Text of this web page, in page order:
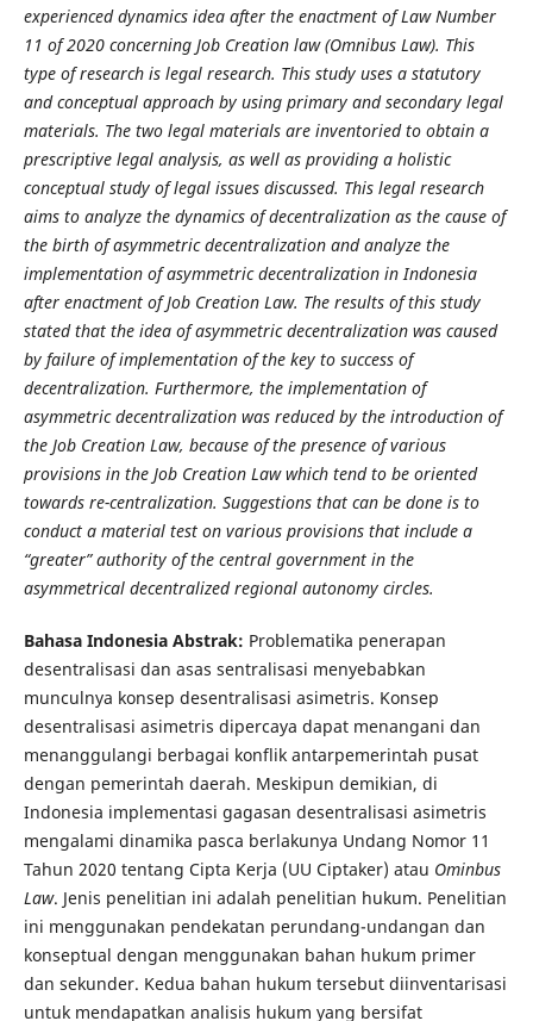
experienced dynamics idea after the enactment of Law Number
11 of 2020 concerning Job Creation law (Omnibus Law). This
type of research is legal research. This study uses a statutory
and conceptual approach by using primary and secondary legal
materials. The two legal materials are inventoried to obtain a
prescriptive legal analysis, as well as providing a holistic
conceptual study of legal issues discussed. This legal research
aims to analyze the dynamics of decentralization as the cause of
the birth of asymmetric decentralization and analyze the
implementation of asymmetric decentralization in Indonesia
after enactment of Job Creation Law. The results of this study
stated that the idea of asymmetric decentralization was caused
by failure of implementation of the key to success of
decentralization. Furthermore, the implementation of
asymmetric decentralization was reduced by the introduction of
the Job Creation Law, because of the presence of various
provisions in the Job Creation Law which tend to be oriented
towards re-centralization. Suggestions that can be done is to
conduct a material test on various provisions that include a
“greater” authority of the central government in the
asymmetrical decentralized regional autonomy circles.
Bahasa Indonesia Abstrak: Problematika penerapan
desentralisasi dan asas sentralisasi menyebabkan
munculnya konsep desentralisasi asimetris. Konsep
desentralisasi asimetris dipercaya dapat menangani dan
menanggulangi berbagai konflik antarpemerintah pusat
dengan pemerintah daerah. Meskipun demikian, di
Indonesia implementasi gagasan desentralisasi asimetris
mengalami dinamika pasca berlakunya Undang Nomor 11
Tahun 2020 tentang Cipta Kerja (UU Ciptaker) atau Ominbus
Law. Jenis penelitian ini adalah penelitian hukum. Penelitian
ini menggunakan pendekatan perundang-undangan dan
konseptual dengan menggunakan bahan hukum primer
dan sekunder. Kedua bahan hukum tersebut diinventarisasi
untuk mendapatkan analisis hukum yang bersifat